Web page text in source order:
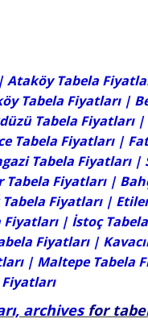
Tabela
Tabela Fiyatları|
Tabela Fiyatları|
Tabela Fiyatları |
Tabela Fiyatları|
Tabela Fiyatları|
Fiyatları| Etiler
| İstoç
Fiyatları|
| Maltepe Tabela
Fiyatları
archivesfor